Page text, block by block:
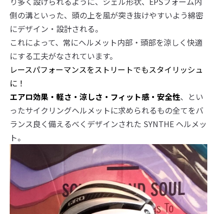
側の溝といった、頭の上を風が突き抜けやすいよう綿密
にデザイン・設計される。
これによって、常にヘルメット内部・頭部を涼しく快適
にする工夫がなされています。
レースパフォーマンスをストリートでもスタイリッシュ
に！
エアロ効果・軽さ・涼しさ・フィット感・安全性、とい
ったサイクリングヘルメットに求められるもの全てをバ
ランス良く備えるべくデザインされた SYNTHE ヘルメッ
ト。